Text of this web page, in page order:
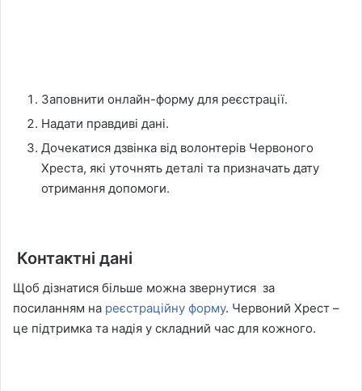
Заповнити онлайн-форму для реєстрації.
Надати правдиві дані.
Дочекатися дзвінка від волонтерів Червоного
Хреста, які уточнять деталі та призначать дату
отримання допомоги.
Контактні дані
Щоб дізнатися більше можна звернутися за
посиланням на реєстраційну форму. Червоний Хрест –
це підтримка та надія у складний час для кожного.